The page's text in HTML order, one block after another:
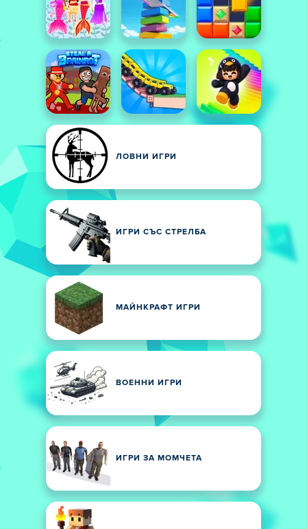
ЛОВНИ ИГРИ
ИГРИ СЪС СТРЕЛБА
МАЙНКРАФТ ИГРИ
ВОЕННИ ИГРИ
ИГРИ ЗА МОМЧЕТА